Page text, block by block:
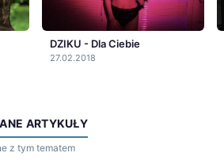
DZIKU - Dla Ciebie
27.02.2018
ARTYKUŁY
z tym tematem